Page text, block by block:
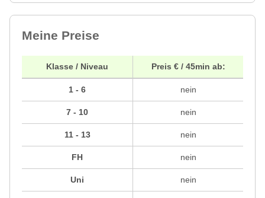
Meine Preise
Klasse / Niveau
1 - 6
7 - 10
11 - 13
FH
Uni
Preis € / 45min ab:
nein
nein
nein
nein
nein